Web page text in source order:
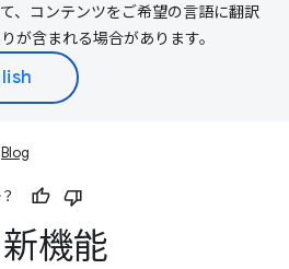
、コンテンツをご希望の言語に翻訳
が含まれる場合があります。
Blog
機能